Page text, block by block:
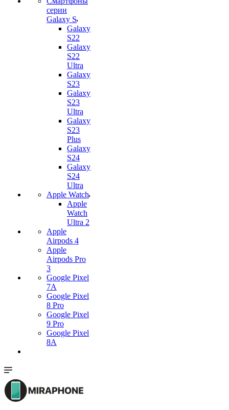
серии
Galaxy S
Galaxy
S22
Galaxy
S22
Ultra
Galaxy
S23
Galaxy
S23
Ultra
Galaxy
S23
Plus
Galaxy
S24
Galaxy
S24
Ultra
Apple Watch
Apple
Watch
Ultra 2
Apple
Airpods 4
Apple
Airpods Pro
3
Google Pixel
7А
Google Pixel
8 Pro
Google Pixel
9 Pro
Google Pixel
8A